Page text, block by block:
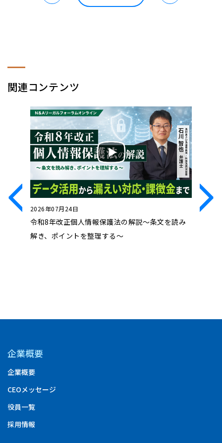
関連コンテンツ
2026年07月24日
令和8年改正個人情報保護法の解説～条文を読み
解き、ポイントを整理する～
2026年
企業概要
企業概要
CEOメッセージ
役員一覧
採用情報